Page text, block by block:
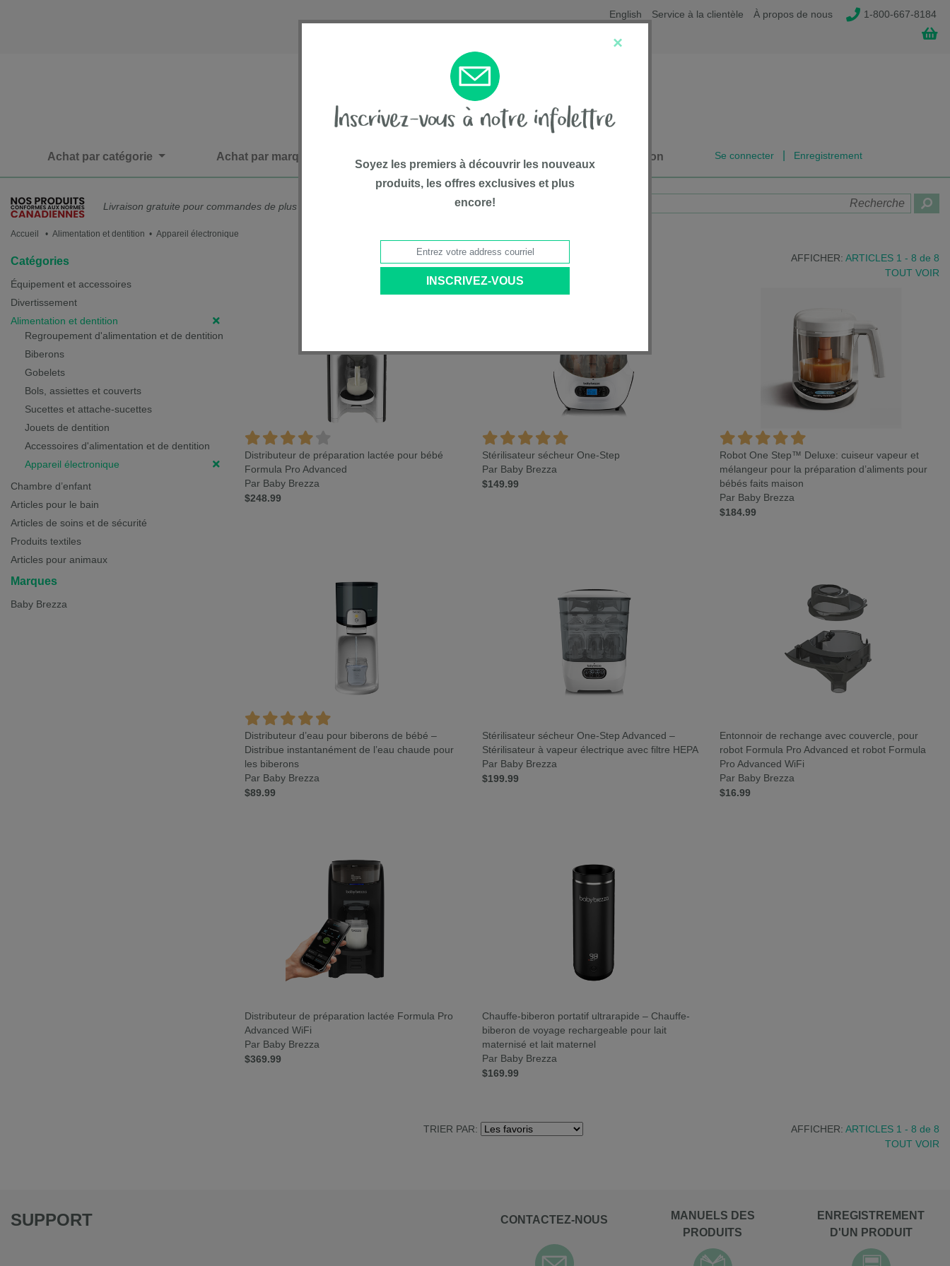
English Service à la clientèle À propos de nous 1-800-667-8184
Achat par catégorie Achat par marque Liquidation Se connecter Enregistrement
Livraison gratuite pour commandes de plus de 75$*
Accueil • Alimentation et dentition • Appareil électronique
Catégories
Équipement et accessoires
Divertissement
Alimentation et dentition
Regroupement d'alimentation et de dentition
Biberons
Gobelets
Bols, assiettes et couverts
Sucettes et attache-sucettes
Jouets de dentition
Accessoires d'alimentation et de dentition
Appareil électronique
Chambre d’enfant
Articles pour le bain
Articles de soins et de sécurité
Produits textiles
Articles pour animaux
Marques
Baby Brezza
TRIER PAR: AFFICHER: ARTICLES 1 - 8 de 8
TOUT VOIR
Distributeur de préparation lactée pour bébé
Formula Pro Advanced
Par Baby Brezza
$248.99
Stérilisateur sécheur One-Step
Par Baby Brezza
$149.99
Robot One Step™ Deluxe: cuiseur vapeur et
mélangeur pour la préparation d’aliments pour
bébés faits maison
Par Baby Brezza
$184.99
Distributeur d’eau pour biberons de bébé –
Distribue instantanément de l’eau chaude pour
les biberons
Par Baby Brezza
$89.99
Stérilisateur sécheur One-Step Advanced –
Stérilisateur à vapeur électrique avec filtre HEPA
Par Baby Brezza
$199.99
Entonnoir de rechange avec couvercle, pour
robot Formula Pro Advanced et robot Formula
Pro Advanced WiFi
Par Baby Brezza
$16.99
Distributeur de préparation lactée Formula Pro
Advanced WiFi
Par Baby Brezza
$369.99
Chauffe-biberon portatif ultrarapide – Chauffe-
biberon de voyage rechargeable pour lait
maternisé et lait maternel
Par Baby Brezza
$169.99
TRIER PAR: AFFICHER: ARTICLES 1 - 8 de 8
TOUT VOIR
SUPPORT CONTACTEZ-NOUS
MANUELS DES
PRODUITS
ENREGISTREMENT
D'UN PRODUIT
×
Soyez les premiers à découvrir les nouveaux
produits, les offres exclusives et plus
encore!